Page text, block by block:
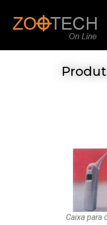
Caixa para